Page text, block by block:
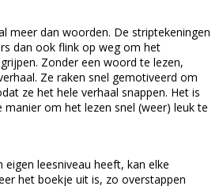
meer dan woorden. De striptekeningen
dan ook flink op weg om het
Zonder een woord te lezen,
Ze raken snel gemotiveerd om
ze het hele verhaal snappen. Het is
manier om het lezen snel (weer) leuk te
leesniveau heeft, kan elke
het boekje uit is, zo overstappen